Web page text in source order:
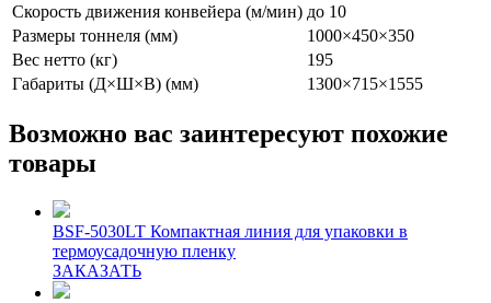
Скорость движения конвейера (м/мин) до 10
Размеры тоннеля (мм)
1000×450×350
Вес нетто (кг)
195
Габариты (Д×Ш×В) (мм)
1300×715×1555
Возможно вас заинтересуют похожие
товары
BSF-5030LT Компактная линия для упаковки в
термоусадочную пленку
ЗАКАЗАТЬ